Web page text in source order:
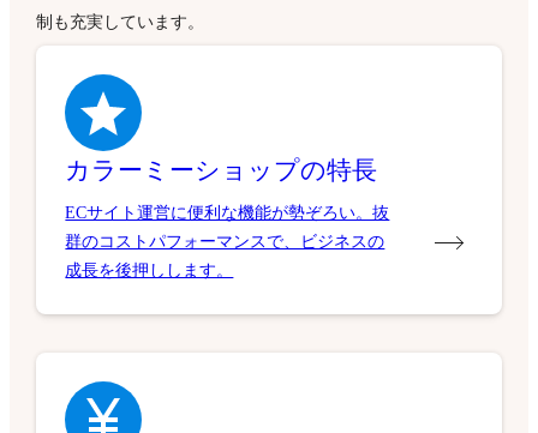
制も充実しています。
カラーミーショップの特長
ECサイト運営に便利な機能が勢ぞろい。抜
群のコストパフォーマンスで、ビジネスの
成長を後押しします。